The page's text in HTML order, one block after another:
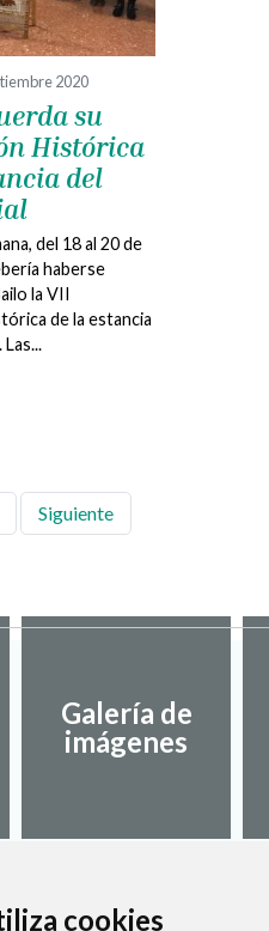
cookies
2020
su
Histórica
del
del 18 al 20 de
haberse
la VII
de la estancia
Siguiente
Galería de
imágenes